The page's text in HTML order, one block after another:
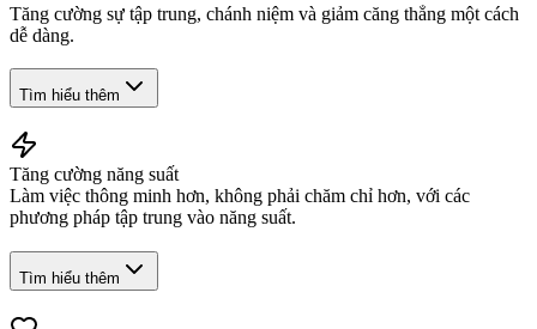
Tăng cường sự tập trung, chánh niệm và giảm căng thẳng một cách
dễ dàng.
Tìm hiểu thêm
Tăng cường năng suất
Làm việc thông minh hơn, không phải chăm chỉ hơn, với các
phương pháp tập trung vào năng suất.
Tìm hiểu thêm